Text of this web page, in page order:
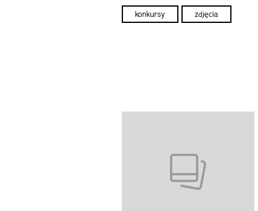
konkursy zdjęcia